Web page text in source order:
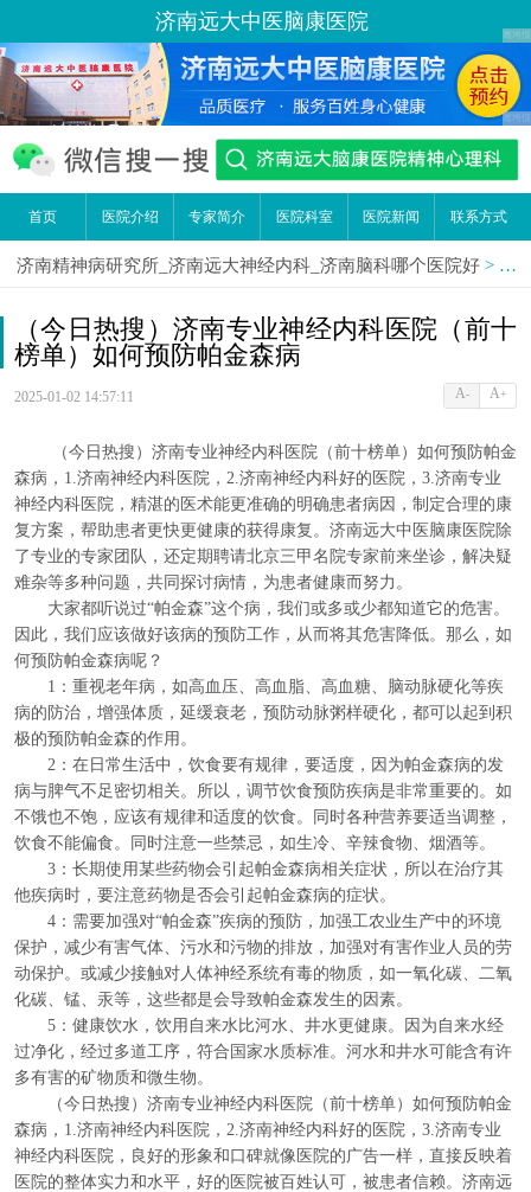
济南远大中医脑康医院
首页 医院介绍 专家简介 医院科室 医院新闻 联系方式
济南精神病研究所_济南远大神经内科_济南脑科哪个医院好 > 医
（今日热搜）济南专业神经内科医院（前十
榜单）如何预防帕金森病
2025-01-02 14:57:11 A- A+
（今日热搜）济南专业神经内科医院（前十榜单）如何预防帕金
森病，1.济南神经内科医院，2.济南神经内科好的医院，3.济南专业
神经内科医院，精湛的医术能更准确的明确患者病因，制定合理的康
复方案，帮助患者更快更健康的获得康复。济南远大中医脑康医院除
了专业的专家团队，还定期聘请北京三甲名院专家前来坐诊，解决疑
难杂等多种问题，共同探讨病情，为患者健康而努力。
大家都听说过“帕金森”这个病，我们或多或少都知道它的危害。
因此，我们应该做好该病的预防工作，从而将其危害降低。那么，如
何预防帕金森病呢？
1：重视老年病，如高血压、高血脂、高血糖、脑动脉硬化等疾
病的防治，增强体质，延缓衰老，预防动脉粥样硬化，都可以起到积
极的预防帕金森的作用。
2：在日常生活中，饮食要有规律，要适度，因为帕金森病的发
病与脾气不足密切相关。所以，调节饮食预防疾病是非常重要的。如
不饿也不饱，应该有规律和适度的饮食。同时各种营养要适当调整，
饮食不能偏食。同时注意一些禁忌，如生冷、辛辣食物、烟酒等。
3：长期使用某些药物会引起帕金森病相关症状，所以在治疗其
他疾病时，要注意药物是否会引起帕金森病的症状。
4：需要加强对“帕金森”疾病的预防，加强工农业生产中的环境
保护，减少有害气体、污水和污物的排放，加强对有害作业人员的劳
动保护。或减少接触对人体神经系统有毒的物质，如一氧化碳、二氧
化碳、锰、汞等，这些都是会导致帕金森发生的因素。
5：健康饮水，饮用自来水比河水、井水更健康。因为自来水经
过净化，经过多道工序，符合国家水质标准。河水和井水可能含有许
多有害的矿物质和微生物。
（今日热搜）济南专业神经内科医院（前十榜单）如何预防帕金
森病，1.济南神经内科医院，2.济南神经内科好的医院，3.济南专业
神经内科医院，良好的形象和口碑就像医院的广告一样，直接反映着
医院的整体实力和水平，好的医院被百姓认可，被患者信赖。济南远